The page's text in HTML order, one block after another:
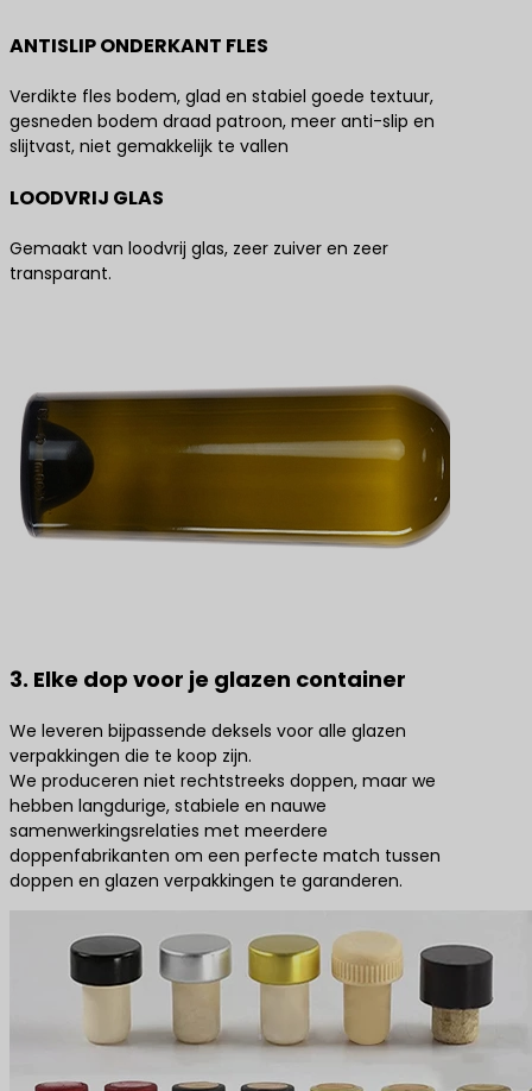
ANTISLIP ONDERKANT FLES
Verdikte fles bodem, glad en stabiel goede textuur,
gesneden bodem draad patroon, meer anti-slip en
slijtvast, niet gemakkelijk te vallen
LOODVRIJ GLAS
Gemaakt van loodvrij glas, zeer zuiver en zeer
transparant.
3. Elke dop voor je glazen container
We leveren bijpassende deksels voor alle glazen
verpakkingen die te koop zijn.
We produceren niet rechtstreeks doppen, maar we
hebben langdurige, stabiele en nauwe
samenwerkingsrelaties met meerdere
doppenfabrikanten om een perfecte match tussen
doppen en glazen verpakkingen te garanderen.